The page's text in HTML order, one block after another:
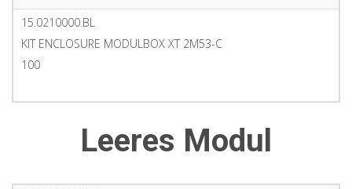
15.0210000.BL
KIT ENCLOSURE MODULBOX XT 2M53-C
100
Leeres Modul